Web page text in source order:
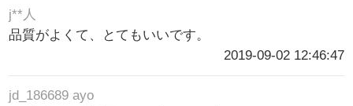
j**人
品質がよくて、とてもいいです。
2019-09-02 12:46:47
jd_186689 ayo